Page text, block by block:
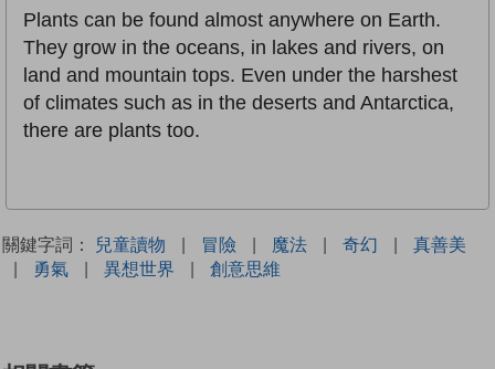
Plants can be found almost anywhere on Earth.
They grow in the oceans, in lakes and rivers, on
land and mountain tops. Even under the harshest
of climates such as in the deserts and Antarctica,
there are plants too.
關鍵字詞： 兒童讀物 | 冒險 | 魔法 | 奇幻 |
真善美
|
勇氣 | 異想世界 | 創意思維